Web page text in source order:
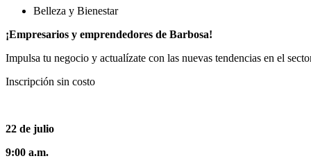
Belleza y Bienestar
¡Empresarios y emprendedores de Barbosa!
Impulsa tu negocio y actualízate con las nuevas tendencias en el
Inscripción sin costo
22 de julio
9:00 a.m.